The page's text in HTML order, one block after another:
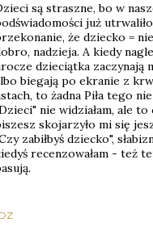
są straszne, bo w
już
że dziecko =
nadzieja. A kiedy
dzieciątka zaczynają
biegają po ekranie z
to żadna Piła tego
nie widziałam, ale to
skojarzyło mi się
zabiłbyś dziecko",
recenzowałam - też